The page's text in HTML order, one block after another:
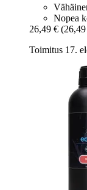
Nopea
26,49 €
Toimitus 17.